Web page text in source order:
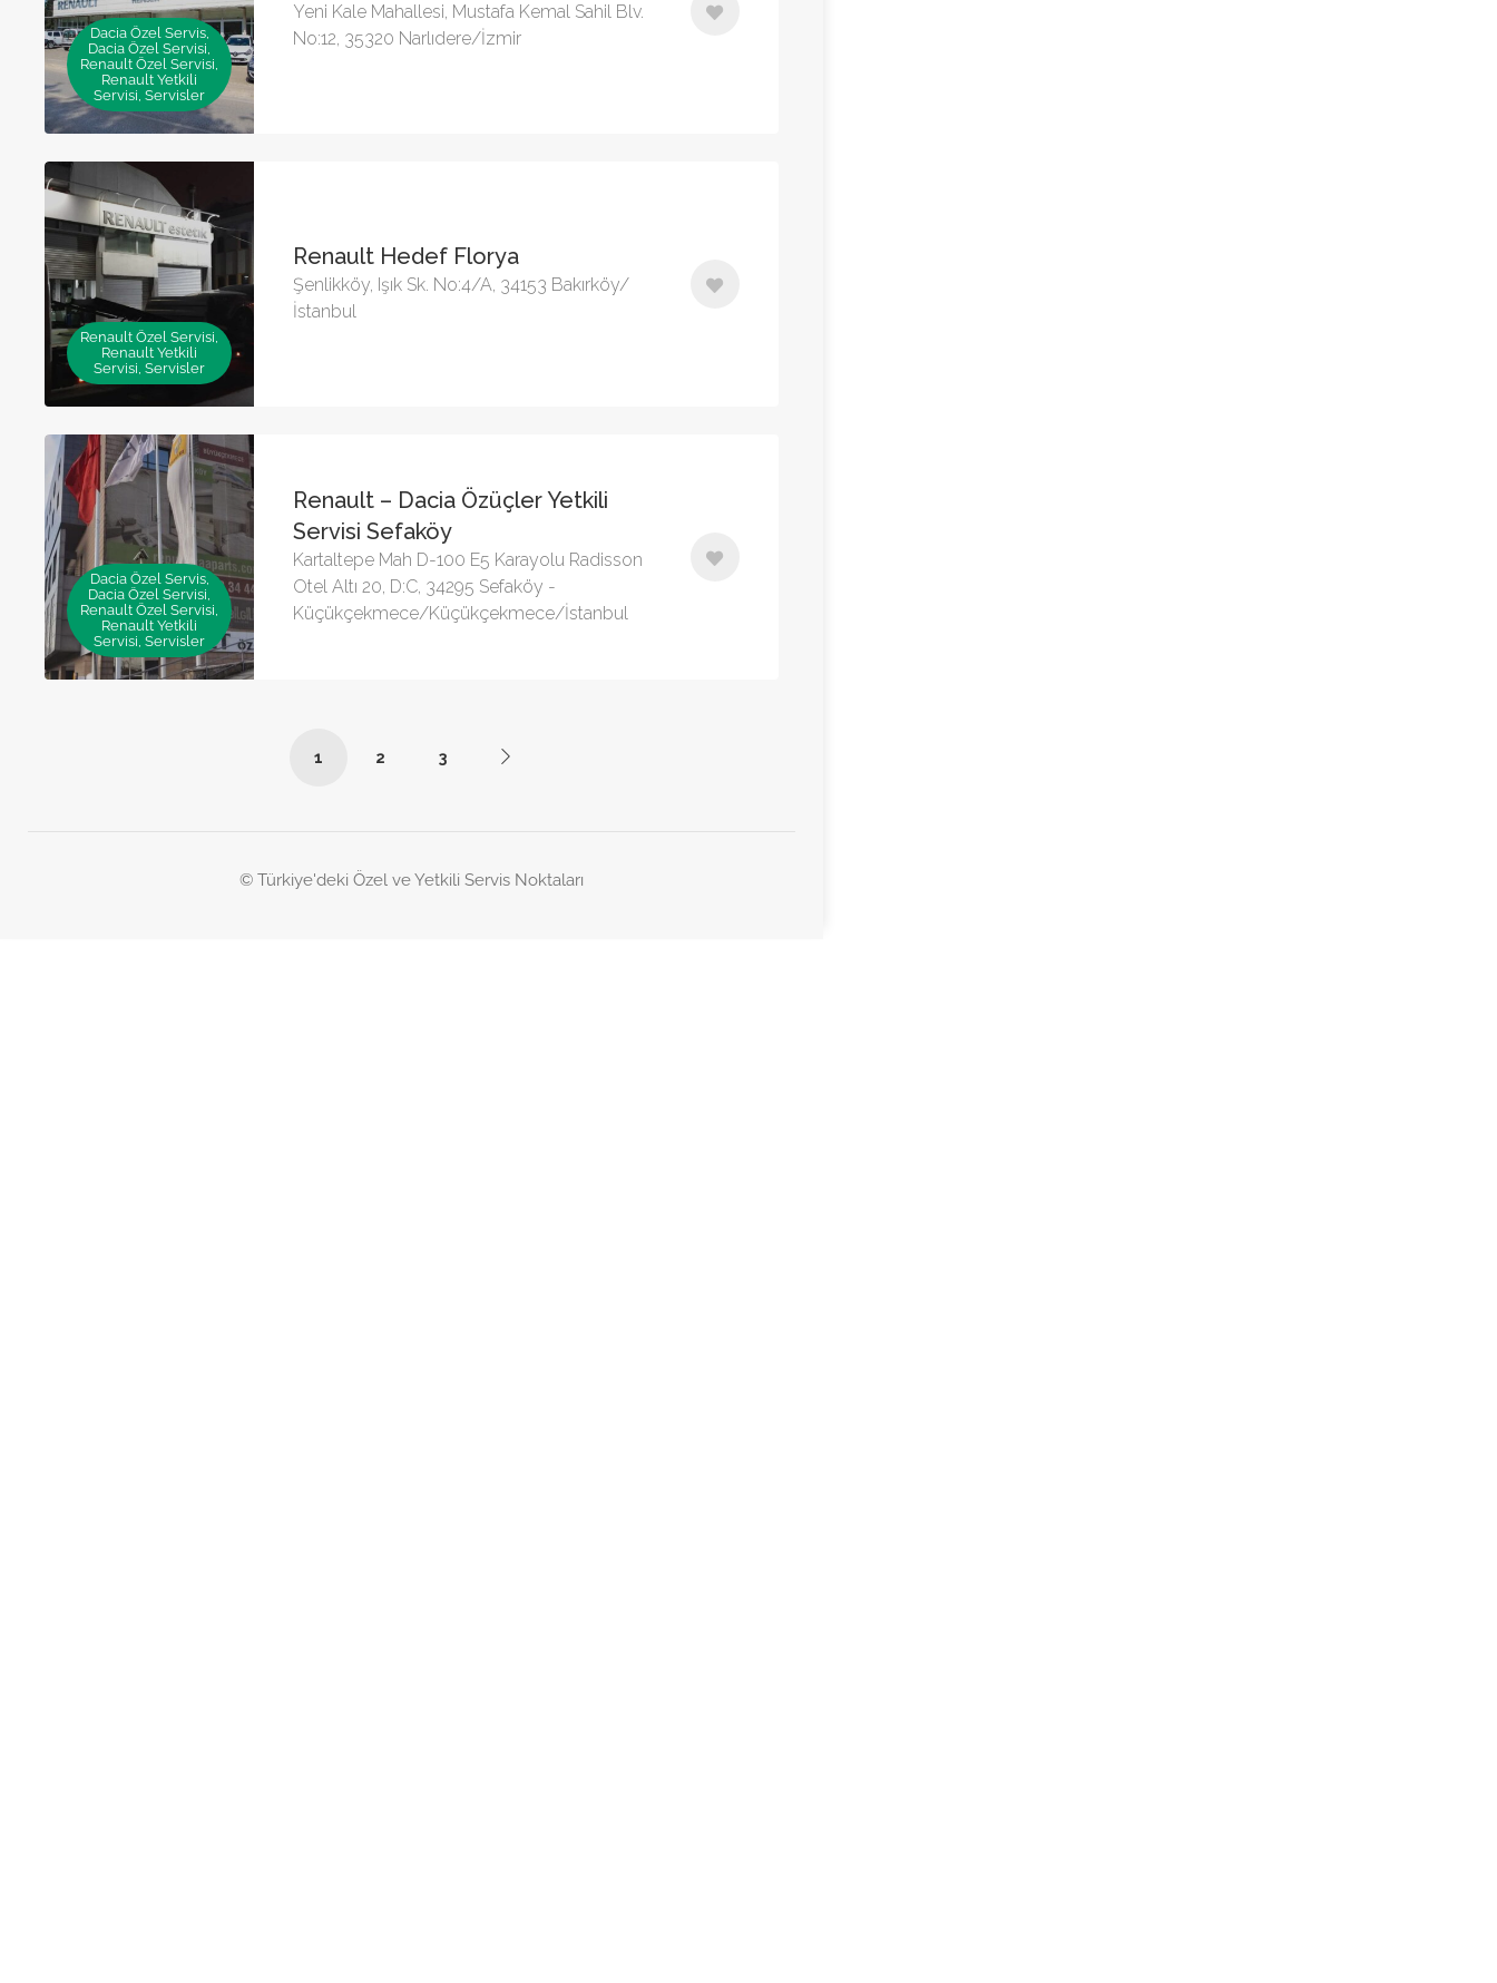
Dacia Özel Servis,
Dacia Özel Servisi,
Renault Özel Servisi,
Renault Yetkili
Servisi, Servisler
Yeni Kale Mahallesi, Mustafa Kemal Sahil Blv.
No:12, 35320 Narlıdere/İzmir
Renault Özel Servisi,
Renault Yetkili
Servisi, Servisler
Renault Hedef Florya
Şenlikköy, Işık Sk. No:4/A, 34153 Bakırköy/
İstanbul
Dacia Özel Servis,
Dacia Özel Servisi,
Renault Özel Servisi,
Renault Yetkili
Servisi, Servisler
Renault – Dacia Özüçler Yetkili
Servisi Sefaköy
Kartaltepe Mah D-100 E5 Karayolu Radisson
Otel Altı 20, D:C, 34295 Sefaköy -
Küçükçekmece/Küçükçekmece/İstanbul
1 2 3
© Türkiye'deki Özel ve Yetkili Servis Noktaları